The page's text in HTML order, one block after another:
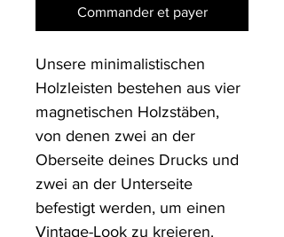
Commander et payer
Unsere minimalistischen
Holzleisten bestehen aus vier
magnetischen Holzstäben,
von denen zwei an der
Oberseite deines Drucks und
zwei an der Unterseite
befestigt werden, um einen
Vintage-Look zu kreieren.